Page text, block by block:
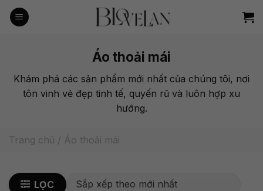
qua
Áo thoải mái
Khám phá các sản phẩm mới nhất của chúng tôi, nơi
tôn vinh vẻ đẹp tinh tế, quyến rũ và luôn hợp xu
hướng.
Trang chủ / Áo thoải mái
LỌC